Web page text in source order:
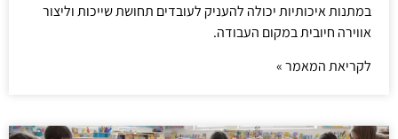
במתנות איכותיות יכולה להעניק לעובדים תחושת שייכות וליצור
אווירה חיובית במקום העבודה.
לקריאת המאמר »